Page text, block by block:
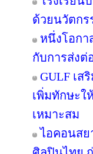
ด้วยนวัตกร
หนึ่งโอกา
กับการส่งต่
GULF เส
เพิ่มทักษะใ
เหมาะสม
ไอคอนสย